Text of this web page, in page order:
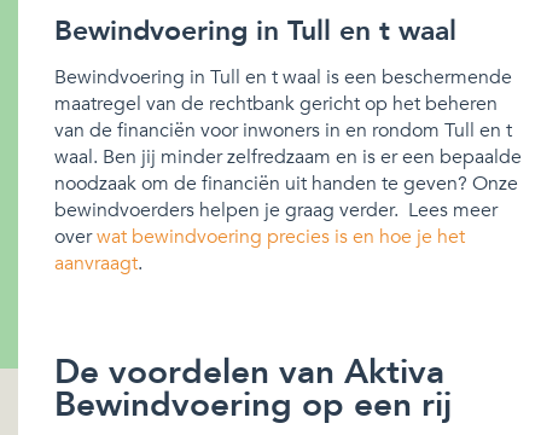
Bewindvoering in Tull en t waal
Bewindvoering in Tull en t waal is een beschermende
maatregel van de rechtbank gericht op het beheren
van de financiën voor inwoners in en rondom Tull en t
waal. Ben jij minder zelfredzaam en is er een bepaalde
noodzaak om de financiën uit handen te geven? Onze
bewindvoerders helpen je graag verder. Lees meer
overwat bewindvoering precies is en hoe je het
aanvraagt.
De voordelen van Aktiva
Bewindvoering op een rij